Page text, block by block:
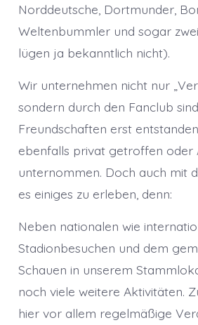
Norddeutsche, Dortmunder,
Weltenbummler und sogar
lügen ja bekanntlich nicht).
Wir unternehmen nicht nur
sondern durch den Fanclub
Freundschaften erst
ebenfalls privat getroffen oder
unternommen. Doch auch mit
es einiges zu erleben, denn:
Neben nationalen wie
Stadionbesuchen und dem
Schauen in unserem
noch viele weitere Aktivitäten.
hier vor allem regelmäßige